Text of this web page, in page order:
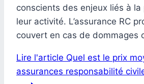
conscients des enjeux liés à
leur activité. L’assurance RC
couvert en cas de dommages
Lire l'article Quel est le prix
assurances responsabilité